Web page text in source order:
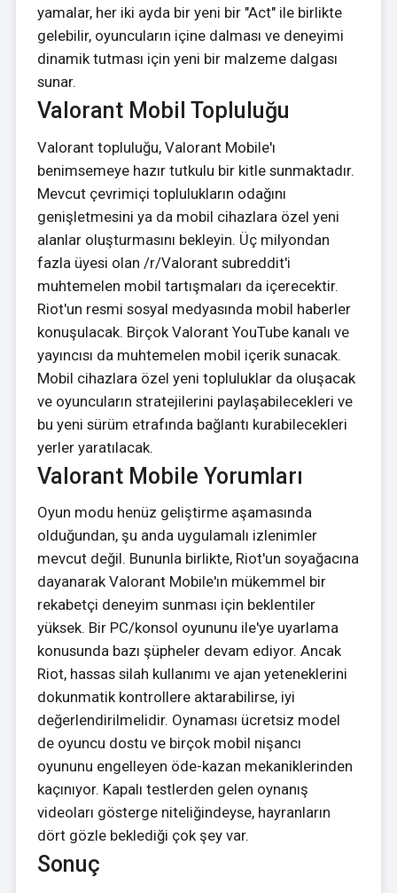
yamalar, her iki ayda bir yeni bir "Act" ile birlikte
gelebilir, oyuncuların içine dalması ve deneyimi
dinamik tutması için yeni bir malzeme dalgası
sunar.
Valorant Mobil Topluluğu
Valorant topluluğu, Valorant Mobile'ı
benimsemeye hazır tutkulu bir kitle sunmaktadır.
Mevcut çevrimiçi toplulukların odağını
genişletmesini ya da mobil cihazlara özel yeni
alanlar oluşturmasını bekleyin. Üç milyondan
fazla üyesi olan /r/Valorant subreddit'i
muhtemelen mobil tartışmaları da içerecektir.
Riot'un resmi sosyal medyasında mobil haberler
konuşulacak. Birçok Valorant YouTube kanalı ve
yayıncısı da muhtemelen mobil içerik sunacak.
Mobil cihazlara özel yeni topluluklar da oluşacak
ve oyuncuların stratejilerini paylaşabilecekleri ve
bu yeni sürüm etrafında bağlantı kurabilecekleri
yerler yaratılacak.
Valorant Mobile Yorumları
Oyun modu henüz geliştirme aşamasında
olduğundan, şu anda uygulamalı izlenimler
mevcut değil. Bununla birlikte, Riot'un soyağacına
dayanarak Valorant Mobile'ın mükemmel bir
rekabetçi deneyim sunması için beklentiler
yüksek. Bir PC/konsol oyununu ile'ye uyarlama
konusunda bazı şüpheler devam ediyor. Ancak
Riot, hassas silah kullanımı ve ajan yeteneklerini
dokunmatik kontrollere aktarabilirse, iyi
değerlendirilmelidir. Oynaması ücretsiz model
de oyuncu dostu ve birçok mobil nişancı
oyununu engelleyen öde-kazan mekaniklerinden
kaçınıyor. Kapalı testlerden gelen oynanış
videoları gösterge niteliğindeyse, hayranların
dört gözle beklediği çok şey var.
Sonuç